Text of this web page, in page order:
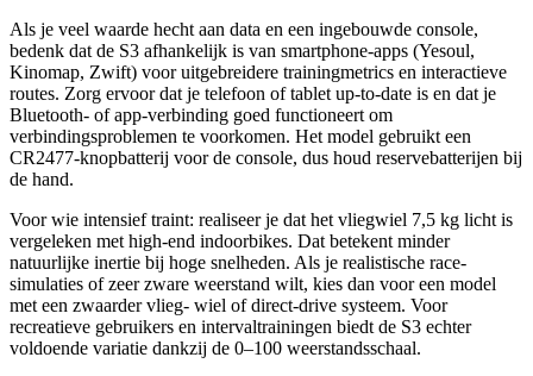
Als je veel waarde hecht aan data en een ingebouwde console,
bedenk dat de S3 afhankelijk is van smartphone-apps (Yesoul,
Kinomap, Zwift) voor uitgebreidere trainingmetrics en interactieve
routes. Zorg ervoor dat je telefoon of tablet up-to-date is en dat je
Bluetooth- of app-verbinding goed functioneert om
verbindingsproblemen te voorkomen. Het model gebruikt een
CR2477-knopbatterij voor de console, dus houd reservebatterijen bij
de hand.
Voor wie intensief traint: realiseer je dat het vliegwiel 7,5 kg licht is
vergeleken met high-end indoorbikes. Dat betekent minder
natuurlijke inertie bij hoge snelheden. Als je realistische race-
simulaties of zeer zware weerstand wilt, kies dan voor een model
met een zwaarder vlieg- wiel of direct-drive systeem. Voor
recreatieve gebruikers en intervaltrainingen biedt de S3 echter
voldoende variatie dankzij de 0–100 weerstandsschaal.